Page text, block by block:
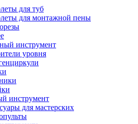
для туб
для монтажной пены
инструмент
уровня
инструмент
для мастерских